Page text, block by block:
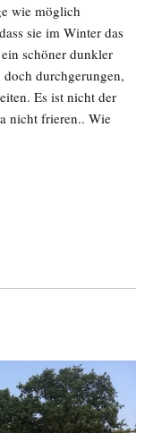
wie möglich
sie im Winter das
schöner dunkler
durchgerungen,
Es ist nicht der
nicht frieren.. Wie